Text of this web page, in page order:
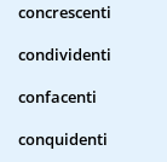
concrescenti
condividenti
confacenti
conquidenti